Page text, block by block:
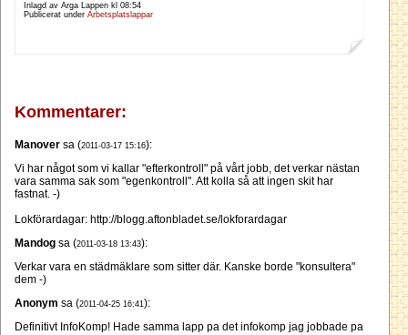
Inlagd av Arga Lappen kl 08:54
Publicerat under Arbetsplatslappar
Kommentarer:
Manover sa (2011-03-17 15:16):
Vi har något som vi kallar "efterkontroll" på vårt jobb, det verkar nästan
vara samma sak som "egenkontroll". Att kolla så att ingen skit har
fastnat. -)
Lokförardagar: http://blogg.aftonbladet.se/lokforardagar
Mandog sa (2011-03-18 13:43):
Verkar vara en städmäklare som sitter där. Kanske borde "konsultera"
dem -)
Anonym sa (2011-04-25 16:41):
Definitivt InfoKomp! Hade samma lapp pa det infokomp jag jobbade pa